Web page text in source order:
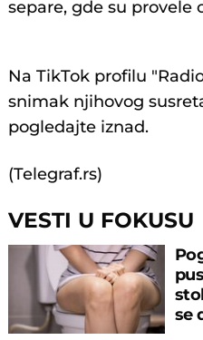
separe, gde su provele
#cecaraznatovic
#zabava #vojaz
original sound - RADIO
Na TikTok profilu
snimak njihovog
pogledajte iznad.
(Telegraf.rs)
VESTI U FOKUSU
se